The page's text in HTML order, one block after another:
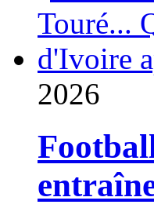
2026